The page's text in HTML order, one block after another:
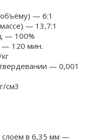
— 6:1
— 13,7:1
— 100%
— 120 мин.
— 0,001
см3
слоем в 6,35 мм —